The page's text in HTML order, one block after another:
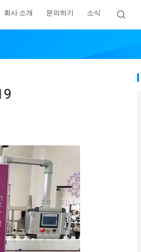
회사 소개 문의하기 소식